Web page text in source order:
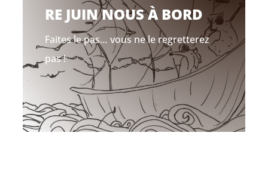
RE JUIN NOUS À BORD
Faites le pas… vous ne le regretterez
pas !